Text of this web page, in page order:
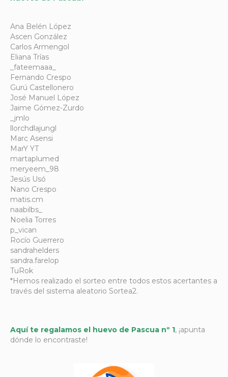
Ana Belén López
Ascen González
Carlos Armengol
Eliana Trías
_fateemaaa_
Fernando Crespo
Gurú Castellonero
José Manuel López
Jaime Gómez-Zurdo
_jmlo
llorchdlajungl
Marc Asensi
MarY YT
martaplumed
meryeem_98
Jesús Usó
Nano Crespo
matis.cm
naabilbs_
Noelia Torres
p_vican
Rocío Guerrero
sandrahelders
sandra.farelop
TuRok
*Hemos realizado el sorteo entre todos estos acertantes a
través del sistema aleatorio Sortea2.
Aquí te regalamos el huevo de Pascua nº 1, ¡apunta
dónde lo encontraste!